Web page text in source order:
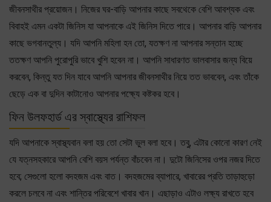
জীবনসাথীর প্রয়োজন। নিজের ঘর-বাড়ি আপনার কাছে সবথেকে বেশি আবশ্যক এবং
বিবাহই এমন একটা জিনিস যা আপনাকে এই জিনিস দিতে পারে। আপনার বাড়ি আপনার
কাছে ভগবানতুল্য। যদি আপনি মহিলা হন তো, যতক্ষণ না আপনার সন্তান হচ্ছে
ততক্ষণ আপনি পুরোপুরি ভাবে খুশি হবেন না। আপনি সাধারণত ভালবাসার জন্য বিয়ে
করবেন, কিন্তু যত দিন যাবে আপনি আপনার জীবনসাথীর নিয়ে তত ভাববেন, এবং তাঁকে
ছেড়ে এক বা দুদিন কাটানোও আপনার পক্ষ্যে কষ্টকর হবে।
ফিন উলফহার্ড এর স্বাস্থ্যের রাশিফল
যদি আপনাকে স্বাস্থ্যবান বলা হয় তো সেটা ভুল বলা হবে। তবু, এটার কোনো কারণ নেই
যে যত্নসহকারে আপনি বেশি বয়স পর্যন্ত বাঁচবেন না। দুটো জিনিসের ওপর নজর দিতে
হবে; সেগুলো হলো বদহজম এবং বাত। বদহজমের ব্যাপারে, খাবারের প্রতি তাড়াহুড়ো
করলে চলবে না এবং শান্তির পরিবেশে খাবার খান। এছাড়াও এটাও লক্ষ্য রাখতে হবে